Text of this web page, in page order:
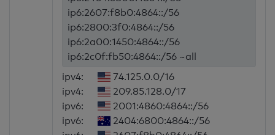
ip6:2607:f8b0:4864::/56
ip6:2800:3f0:4864::/56
ip6:2a00:1450:4864::/56
ip6:2c0f:fb50:4864::/56 ~all
ipv4:
74.125.0.0/16
ipv4:
209.85.128.0/17
ipv6:
2001:4860:4864::/56
ipv6:
2404:6800:4864::/56